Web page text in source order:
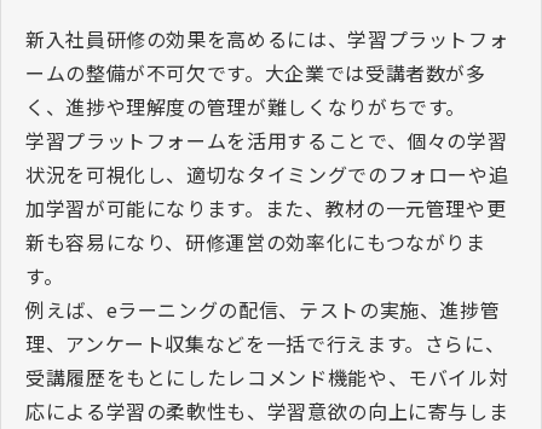
新入社員研修の効果を高めるには、学習プラットフォ
ームの整備が不可欠です。大企業では受講者数が多
く、進捗や理解度の管理が難しくなりがちです。
学習プラットフォームを活用することで、個々の学習
状況を可視化し、適切なタイミングでのフォローや追
加学習が可能になります。また、教材の一元管理や更
新も容易になり、研修運営の効率化にもつながりま
す。
例えば、 eラーニングの配信、テストの実施、進捗管
理、アンケート収集などを一括で行えます。さらに、
受講履歴をもとにしたレコメンド機能や、モバイル対
応による学習の柔軟性も、学習意欲の向上に寄与しま